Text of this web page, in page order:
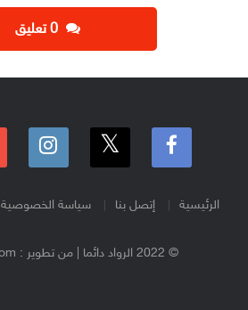
الرئيسية إتصل بنا سياسة الخصوصية
© 2022 الرواد دائما | من تطوير : engazonline.com